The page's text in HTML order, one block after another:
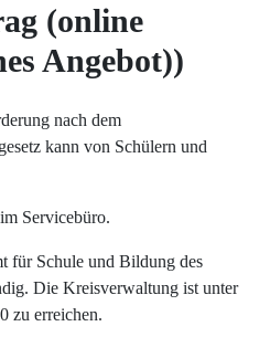
(online
Angebot))
nach dem
kann von Schülern und
Servicebüro.
für Schule und Bildung des
Die Kreisverwaltung ist unter
zu erreichen.